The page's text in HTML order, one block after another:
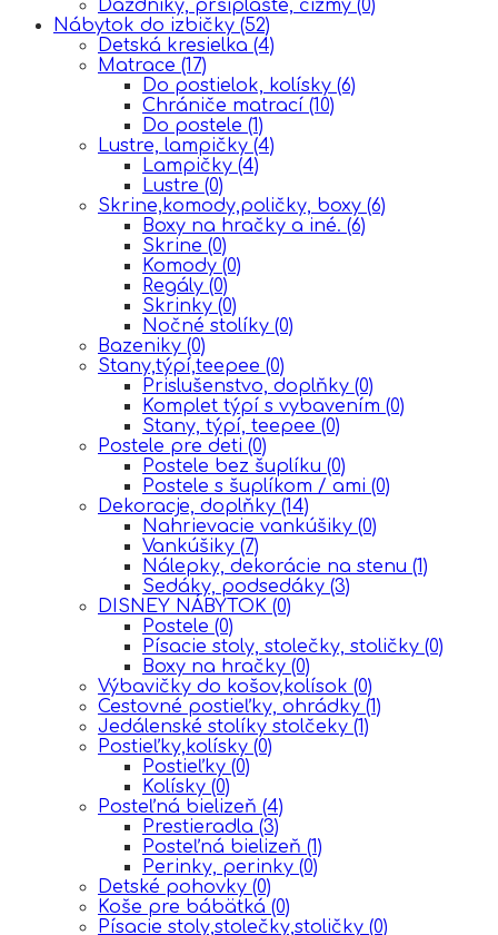
Dáždniky, pršiplášte, čižmy (0)
Nábytok do izbičky (52)
Detská kresielka (4)
Matrace (17)
Do postielok, kolísky (6)
Chrániče matrací (10)
Do postele (1)
Lustre, lampičky (4)
Lampičky (4)
Lustre (0)
Skrine,komody,poličky, boxy (6)
Boxy na hračky a iné. (6)
Skrine (0)
Komody (0)
Regály (0)
Skrinky (0)
Nočné stolíky (0)
Bazeniky (0)
Stany,týpí,teepee (0)
Prislušenstvo, doplňky (0)
Komplet týpí s vybavením (0)
Stany, týpí, teepee (0)
Postele pre deti (0)
Postele bez šuplíku (0)
Postele s šuplíkom / ami (0)
Dekoracje, doplňky (14)
Nahrievacie vankúšiky (0)
Vankúšiky (7)
Nálepky, dekorácie na stenu (1)
Sedáky, podsedáky (3)
DISNEY NÁBYTOK (0)
Postele (0)
Písacie stoly, stolečky, stoličky (0)
Boxy na hračky (0)
Výbavičky do košov,kolísok (0)
Cestovné postieľky, ohrádky (1)
Jedálenské stolíky stolčeky (1)
Postieľky,kolísky (0)
Postieľky (0)
Kolísky (0)
Posteľná bielizeň (4)
Prestieradla (3)
Posteľná bielizeň (1)
Perinky, perinky (0)
Detské pohovky (0)
Koše pre bábätká (0)
Písacie stoly,stolečky,stoličky (0)